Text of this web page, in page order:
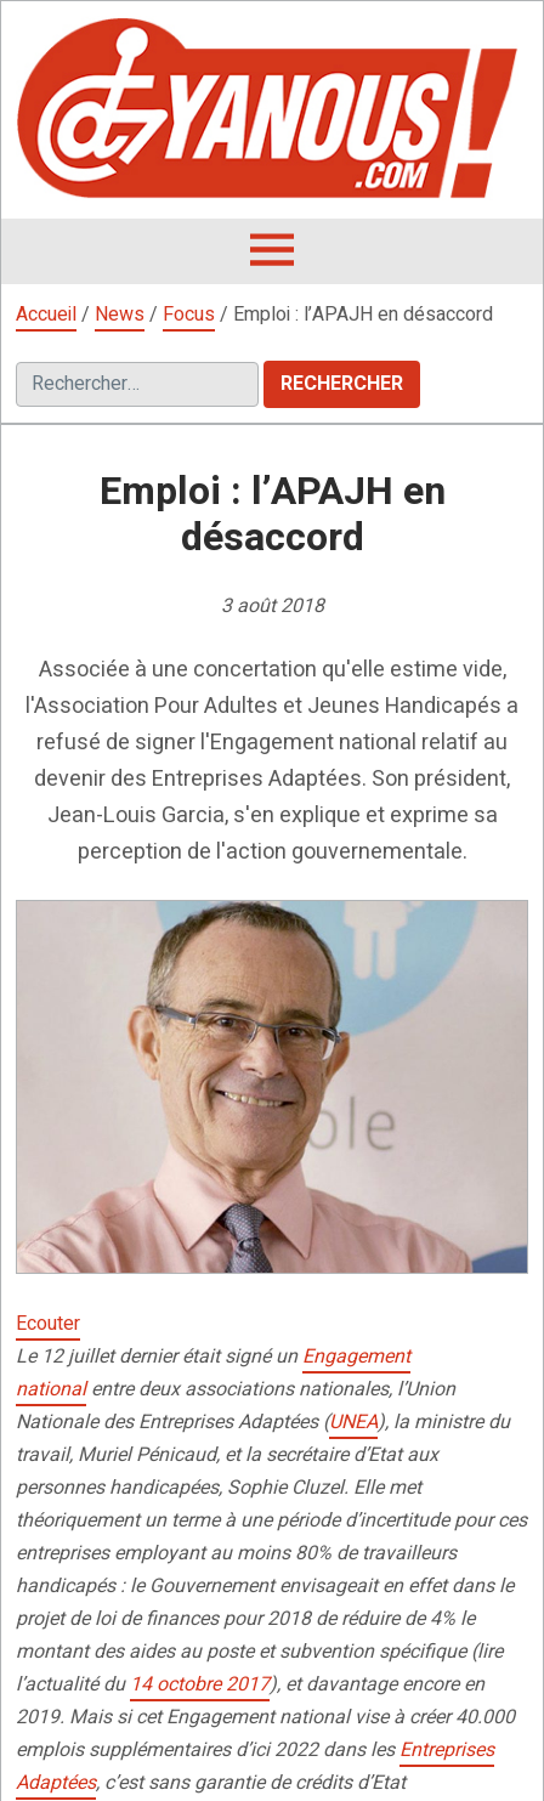
contenu
OUVRIR
MENU
Accueil/ News/ Focus/ Emploi : l’APAJH en désaccord
Rechercher :
Emploi : l’APAJH en
désaccord
3 août 2018
Associée à une concertation qu'elle estime vide,
l'Association Pour Adultes et Jeunes Handicapés a
refusé de signer l'Engagement national relatif au
devenir des Entreprises Adaptées. Son président,
Jean-Louis Garcia, s'en explique et exprime sa
perception de l'action gouvernementale.
Ecouter
Le 12 juillet dernier était signé unEngagement
nationalentre deux associations nationales, l’Union
Nationale des Entreprises Adaptées (UNEA), la ministre du
travail, Muriel Pénicaud, et la secrétaire d’Etat aux
personnes handicapées, Sophie Cluzel. Elle met
théoriquement un terme à une période d’incertitude pour ces
entreprises employant au moins 80% de travailleurs
handicapés : le Gouvernement envisageait en effet dans le
projet de loi de finances pour 2018 de réduire de 4% le
montant des aides au poste et subvention spécifique (lire
l’actualité du 14 octobre 2017), et davantage encore en
2019. Mais si cet Engagement national vise à créer 40.000
emplois supplémentaires d’ici 2022 dans lesEntreprises
Adaptées, c’est sans garantie de crédits d’Etat